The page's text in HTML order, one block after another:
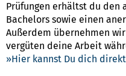
Prüfungen erhältst du den
Bachelors sowie einen
Außerdem übernehmen
vergüten deine Arbeit
Hier kannst Du dich